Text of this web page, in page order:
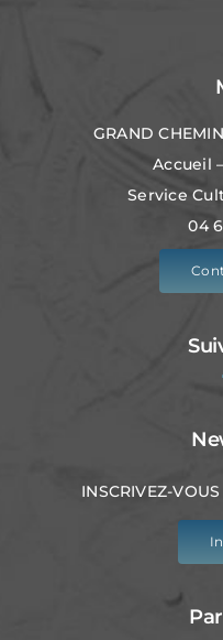
GRAND
Accueil
Service
04
INSCRIVEZ-